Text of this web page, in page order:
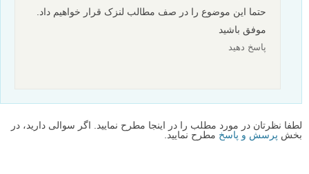
حتما این موضوع را در صف مطالب لنزک قرار خواهیم داد.
موفق باشید
پاسخ دهید
لطفا نظرتان در مورد مطلب را در اینجا مطرح نمایید. اگر سوالی دارید، در
بخش پرسش و پاسخ مطرح نمایید.